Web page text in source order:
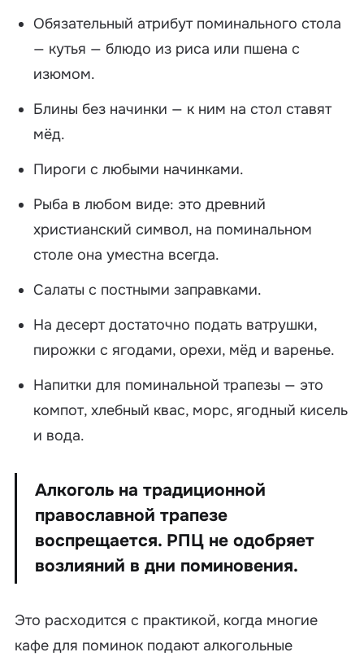
Обязательный атрибут поминального стола
— кутья — блюдо из риса или пшена с
изюмом.
Блины без начинки — к ним на стол ставят
мёд.
Пироги с любыми начинками.
Рыба в любом виде: это древний
христианский символ, на поминальном
столе она уместна всегда.
Салаты с постными заправками.
На десерт достаточно подать ватрушки,
пирожки с ягодами, орехи, мёд и варенье.
Напитки для поминальной трапезы — это
компот, хлебный квас, морс, ягодный кисель
и вода.
Алкоголь на традиционной
православной трапезе
воспрещается. РПЦ не одобряет
возлияний в дни поминовения.
Это расходится с практикой, когда многие
кафе для поминок подают алкогольные